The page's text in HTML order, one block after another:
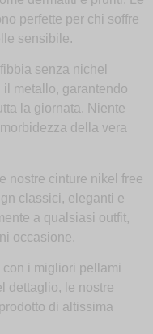
perfette per chi soffre
sensibile.
fibbia senza nichel
metallo, garantendo
la giornata. Niente
della vera
nostre cinture nikel free
classici, eleganti e
a qualsiasi outfit,
occasione.
con i migliori pellami
dettaglio, le nostre
di altissima